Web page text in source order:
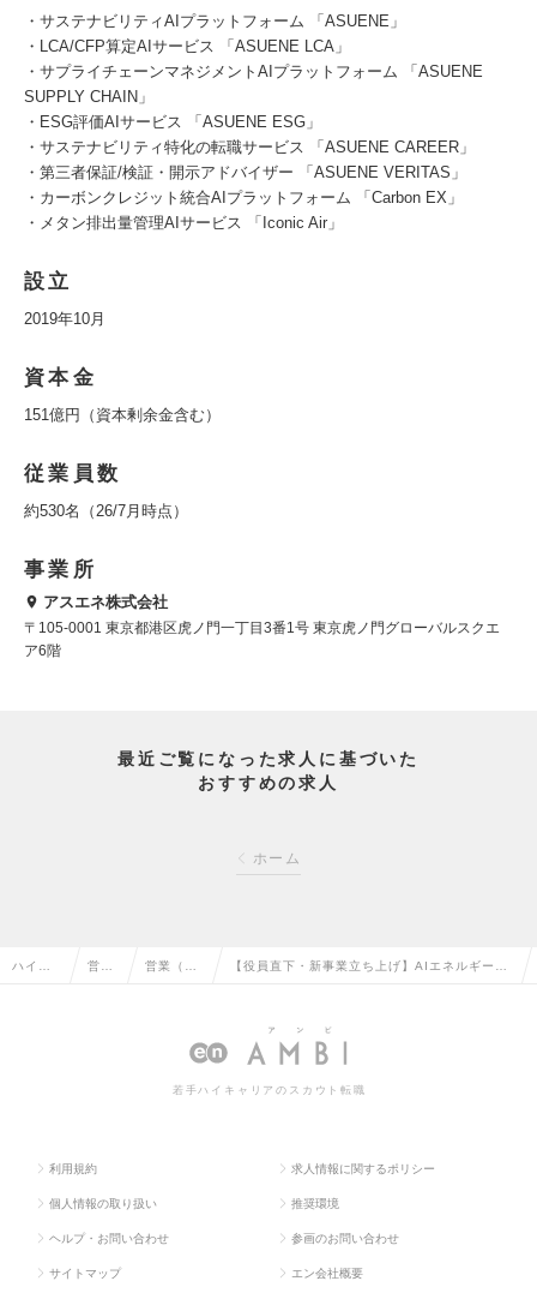
・サステナビリティAIプラットフォーム 「ASUENE」
・LCA/CFP算定AIサービス 「ASUENE LCA」
・サプライチェーンマネジメントAIプラットフォーム 「ASUENE
SUPPLY CHAIN」
・ESG評価AIサービス 「ASUENE ESG」
・サステナビリティ特化の転職サービス 「ASUENE CAREER」
・第三者保証/検証・開示アドバイザー 「ASUENE VERITAS」
・カーボンクレジット統合AIプラットフォーム 「Carbon EX」
・メタン排出量管理AIサービス 「Iconic Air」
設立
2019年10月
資本金
151億円（資本剰余金含む）
従業員数
約530名（26/7月時点）
事業所
アスエネ株式会社
〒105-0001 東京都港区虎ノ門一丁目3番1号 東京虎ノ門グローバルスクエ
ア6階
最近ご覧になった求人に基づいた
おすすめの求人
ホーム
ハイク 営業 営業（法 【役員直下・新事業立ち上げ】AIエネルギーマ
S）を募集！の求人情報
若手ハイキャリアのスカウト転職
利用規約 求人情報に関するポリシー
個人情報の取り扱い 推奨環境
ヘルプ・お問い合わせ 参画のお問い合わせ
サイトマップ エン会社概要